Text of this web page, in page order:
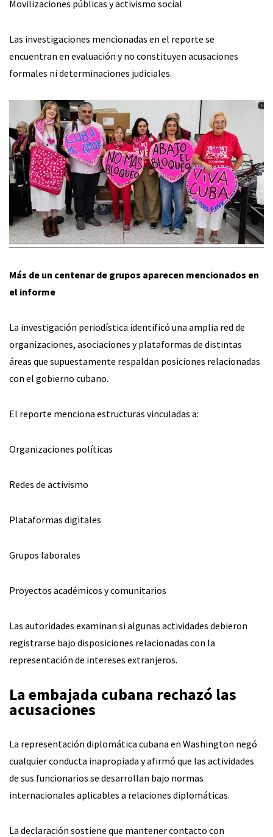
Movilizaciones públicas y activismo social
Las investigaciones mencionadas en el reporte se
encuentran en evaluación y no constituyen acusaciones
formales ni determinaciones judiciales.
Más de un centenar de grupos aparecen mencionados en
el informe
La investigación periodística identificó una amplia red de
organizaciones, asociaciones y plataformas de distintas
áreas que supuestamente respaldan posiciones relacionadas
con el gobierno cubano.
El reporte menciona estructuras vinculadas a:
Organizaciones políticas
Redes de activismo
Plataformas digitales
Grupos laborales
Proyectos académicos y comunitarios
Las autoridades examinan si algunas actividades debieron
registrarse bajo disposiciones relacionadas con la
representación de intereses extranjeros.
La embajada cubana rechazó las
acusaciones
La representación diplomática cubana en Washington negó
cualquier conducta inapropiada y afirmó que las actividades
de sus funcionarios se desarrollan bajo normas
internacionales aplicables a relaciones diplomáticas.
La declaración sostiene que mantener contacto con